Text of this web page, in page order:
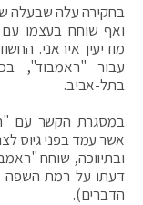
בחקירה עלה שבעלה
ואף שוחח בעצמו
מודיעין איראני.
עבור "ראמבוד",
בתל-אביב.
במסגרת הקשר עם
אשר עמד בפני גיוס
ובתיווכה, שוחח
דעתו על רמת השפה
הדברים).